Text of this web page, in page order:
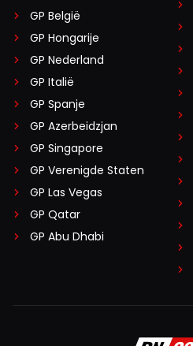
GP België
GP Hongarije
GP Nederland
GP Italië
GP Spanje
GP Azerbeidzjan
GP Singapore
GP Verenigde Staten
GP Las Vegas
GP Qatar
GP Abu Dhabi